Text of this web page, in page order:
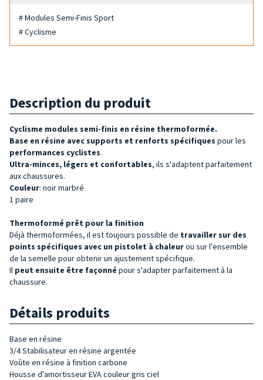
# Modules Semi-Finis Sport
# Cyclisme
Description du produit
Cyclisme modules semi-finis en résine thermoformée.
Base en résine avec supports et renforts spécifiques pour les
performances cyclistes.
Ultra-minces, légers et confortables, ils s'adaptent parfaitement
aux chaussures.
Couleur: noir marbré
1 paire
Thermoformé prêt pour la finition
Déjà thermoformées, il est toujours possible de travailler sur des
points spécifiques avec un pistolet à chaleurou sur l'ensemble
de la semelle pour obtenir un ajustement spécifique.
Il peut ensuite être façonné pour s'adapter parfaitement à la
chaussure.
Détails produits
Base en résine
3/4 Stabilisateur en résine argentée
Voûte en résine à finition carbone
Housse d'amortisseur EVA couleur gris ciel